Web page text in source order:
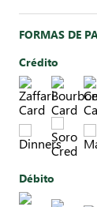
FORMAS DE
Crédito
Débito